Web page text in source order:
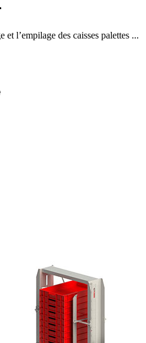
et l’empilage des caisses palettes ...